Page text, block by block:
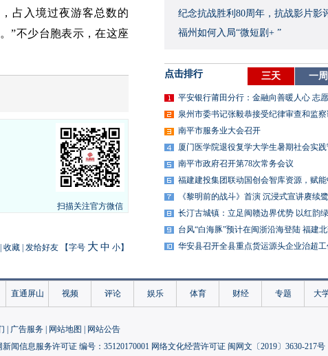
占入境过夜游客总数的
”不少台胞表示，在这座
扫描关注官方微信
收藏 发给好友 【字号 大 中 小】
纪念抗战胜利80周年，抗战影片影
福州如何入局“微短剧+ ”
点击排行 三天 一周
平安银行莆田分行：金融向善暖人心 志
泉州市委书记张毅恭接受纪律审查和监
南平市服务业大会召开
厦门医学院退役复学大学生暑期社会实
南平市政府召开第78次常务会议
福建建投集团联动国创会智库资源，赋
《黎明前的战斗》首演 沉浸式宣讲赓续
长汀古城镇：立足闽赣边界优势 以红韵
台风“白海豚”预计在闽浙沿海登陆 福建
华安县召开全县重点货运源头企业治超
直通屏山 视频 评论 娱乐 体育 财经 专题 大
广告服务 网站地图
网站公告
闻信息服务许可证 编号：35120170001 网络文化经营许可证 闽网文〔2019〕3630-217号